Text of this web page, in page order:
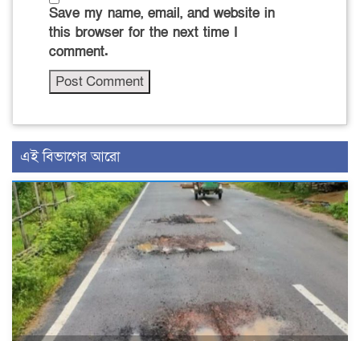
Save my name, email, and website in
this browser for the next time I
comment.
এই বিভাগের আরো